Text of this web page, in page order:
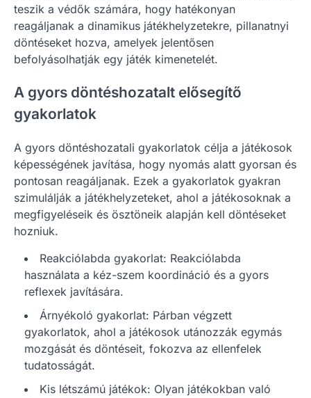
teszik a védők számára, hogy hatékonyan
reagáljanak a dinamikus játékhelyzetekre, pillanatnyi
döntéseket hozva, amelyek jelentősen
befolyásolhatják egy játék kimenetelét.
A gyors döntéshozatalt elősegítő
gyakorlatok
A gyors döntéshozatali gyakorlatok célja a játékosok
képességének javítása, hogy nyomás alatt gyorsan és
pontosan reagáljanak. Ezek a gyakorlatok gyakran
szimulálják a játékhelyzeteket, ahol a játékosoknak a
megfigyeléseik és ösztöneik alapján kell döntéseket
hozniuk.
Reakciólabda gyakorlat: Reakciólabda
használata a kéz-szem koordináció és a gyors
reflexek javítására.
Árnyékoló gyakorlat: Párban végzett
gyakorlatok, ahol a játékosok utánozzák egymás
mozgását és döntéseit, fokozva az ellenfelek
tudatosságát.
Kis létszámú játékok: Olyan játékokban való